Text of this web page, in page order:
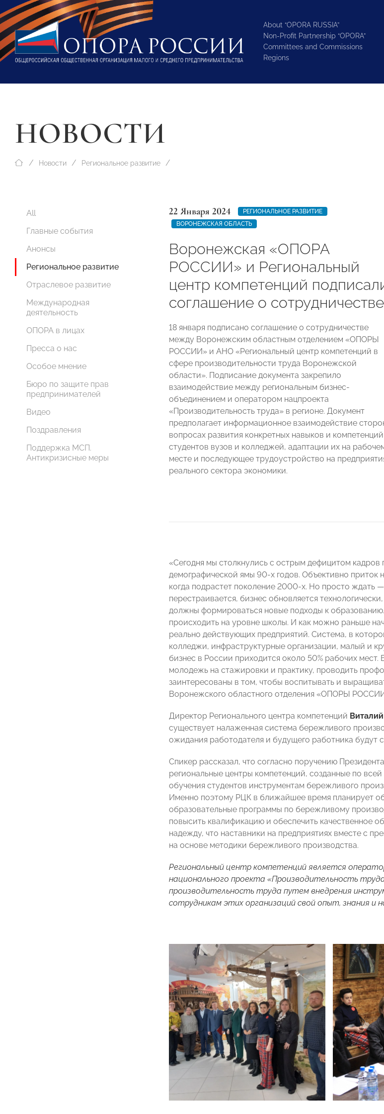
About “OPORA RUSSIA”
Non-Profit Partnership “OPORA”
Committees and Commissions
Regions
НОВОСТИ
Новости Региональное развитие
All
Главные события
Анонсы
Региональное развитие
Отраслевое развитие
Международная
деятельность
ОПОРА в лицах
Пресса о нас
Особое мнение
Бюро по защите прав
предпринимателей
Видео
Поздравления
Поддержка МСП.
Антикризисные меры
22 Января 2024
РЕГИОНАЛЬНОЕ РАЗВИТИЕ
ВОРОНЕЖСКАЯ ОБЛАСТЬ
Воронежская «ОПОРА
РОССИИ» и Региональный
центр компетенций
соглашение о сотрудничестве
18 января подписано соглашение о сотрудничестве
между Воронежским областным отделением «ОПОРЫ
РОССИИ» и АНО «Региональный центр компетенций в
сфере производительности труда Воронежской
области». Подписание документа закрепило
взаимодействие между региональным бизнес-
объединением и оператором нацпроекта
«Производительность труда» в регионе. Документ
предполагает информационное взаимодействие
вопросах развития конкретных навыков и
студентов вузов и колледжей, адаптации их на
месте и последующее трудоустройство на
реального сектора экономики.
«Сегодня мы столкнулись с острым дефицитом кадров
демографической ямы 90-х годов. Объективно
когда подрастет поколение 2000-х. Но просто ждать
перестраивается, бизнес обновляется
должны формироваться новые подходы к
происходить на уровне школы. И как можно раньше
реально действующих предприятий. Система, в
колледжи, инфраструктурные организации, малый и
бизнес в России приходится около 50% рабочих
молодежь на стажировки и практику, проводить
заинтересованы в том, чтобы воспитывать и
Воронежского областного отделения «ОПОРЫ
Директор Регионального центра компетенций
существует налаженная система бережливого
ожидания работодателя и будущего работника будут
Спикер рассказал, что согласно поручению
региональные центры компетенций, созданные по
обучения студентов инструментам бережливого
Именно поэтому РЦК в ближайшее время планирует
образовательные программы по бережливому
повысить квалификацию и обеспечить качественное
надежду, что наставники на предприятиях вместе с
на основе методики бережливого производства.
Региональный центр компетенций является
национального проекта «Производительность
производительность труда путем внедрения
сотрудникам этих организаций свой опыт, знания и